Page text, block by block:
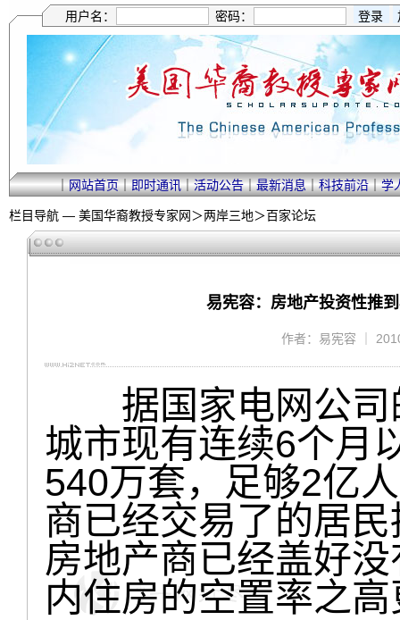
用户名： 密码：
｜网站首页｜即时通讯｜活动公告｜最新消息｜科技前沿｜学
栏目导航 — 美国华裔教授专家网＞两岸三地＞百家论坛
易宪容：房地产投资性推
作者：易宪容 ｜
据国家电网公司
城市现有连续6个月
540万套，足够2亿
商已经交易了的居
房地产商已经盖好
内住房的空置率之